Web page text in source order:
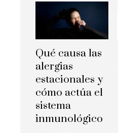
Qué causa las
alergias
estacionales y
cómo actúa el
sistema
inmunológico